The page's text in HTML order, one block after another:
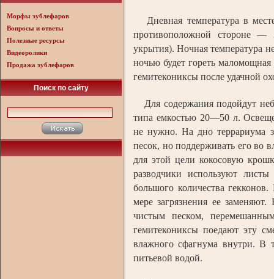
Морфы эублефаров
Вопросы и ответы
Полезные ресурсы
Видеоролики
Продажа эублефаров
Поиск по сайту
Дневная температура в
противоположной стороне
укрытия). Ночная температура
ночью будет гореть
гемитекониксы после удачной
Для содержания подойдут
типа емкостью 20—50 л.
не нужно. На дно террариума
песок, но поддерживать его во
для этой цели кокосовую
разводчики используют
большого количества
мере загрязнения ее
чистым песком,
гемитекониксы поедают эту
влажного сфагнума внутри. В
питьевой водой.